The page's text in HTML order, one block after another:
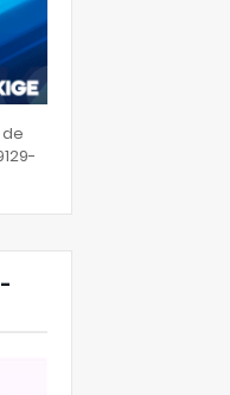
de